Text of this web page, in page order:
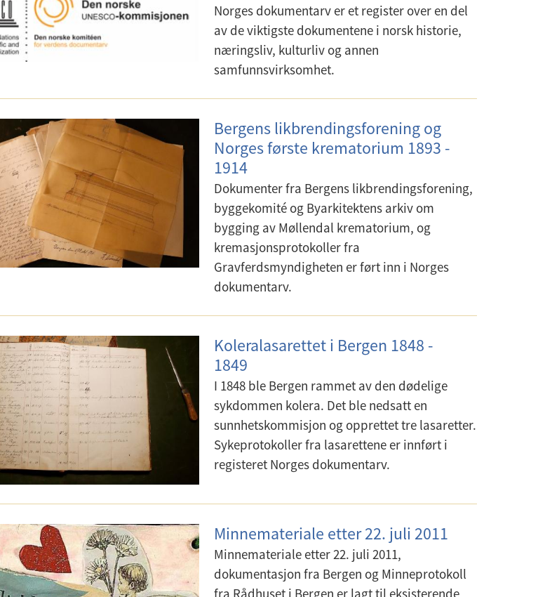
Norges dokumentarv er et register over en del
av de viktigste dokumentene i norsk historie,
næringsliv, kulturliv og annen
samfunnsvirksomhet.
Bergens likbrendingsforening og
Norges første krematorium 1893 -
1914
Dokumenter fra Bergens likbrendingsforening,
byggekomité og Byarkitektens arkiv om
bygging av Møllendal krematorium, og
kremasjonsprotokoller fra
Gravferdsmyndigheten er ført inn i Norges
dokumentarv.
Koleralasarettet i Bergen 1848 -
1849
I 1848 ble Bergen rammet av den dødelige
sykdommen kolera. Det ble nedsatt en
sunnhetskommisjon og opprettet tre lasaretter.
Sykeprotokoller fra lasarettene er innført i
registeret Norges dokumentarv.
Minnemateriale etter 22. juli 2011
Minnemateriale etter 22. juli 2011,
dokumentasjon fra Bergen og Minneprotokoll
fra Rådhuset i Bergen er lagt til eksisterende